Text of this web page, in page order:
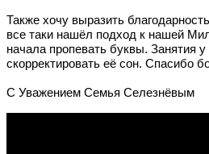
Также хочу выразить
все таки нашёл подход к нашей
начала пропевать буквы. Занятия
скорректировать её сон. Спасибо
С Уважением Семья Селезнёвым